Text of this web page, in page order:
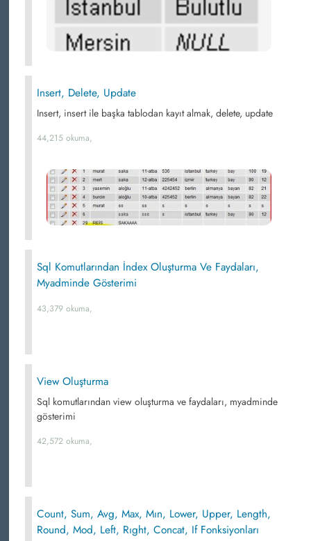
Insert, Delete, Update
Insert, insert ile başka tablodan kayıt almak, delete, update
44,215 okuma,
Sql Komutlarından İndex Oluşturma Ve Faydaları,
Myadminde Gösterimi
43,379 okuma,
View Oluşturma
Sql komutlarından view oluşturma ve faydaları, myadminde
gösterimi
42,572 okuma,
Count, Sum, Avg, Max, Mın, Lower, Upper, Length,
Round, Mod, Left, Rıght, Concat, If Fonksiyonları